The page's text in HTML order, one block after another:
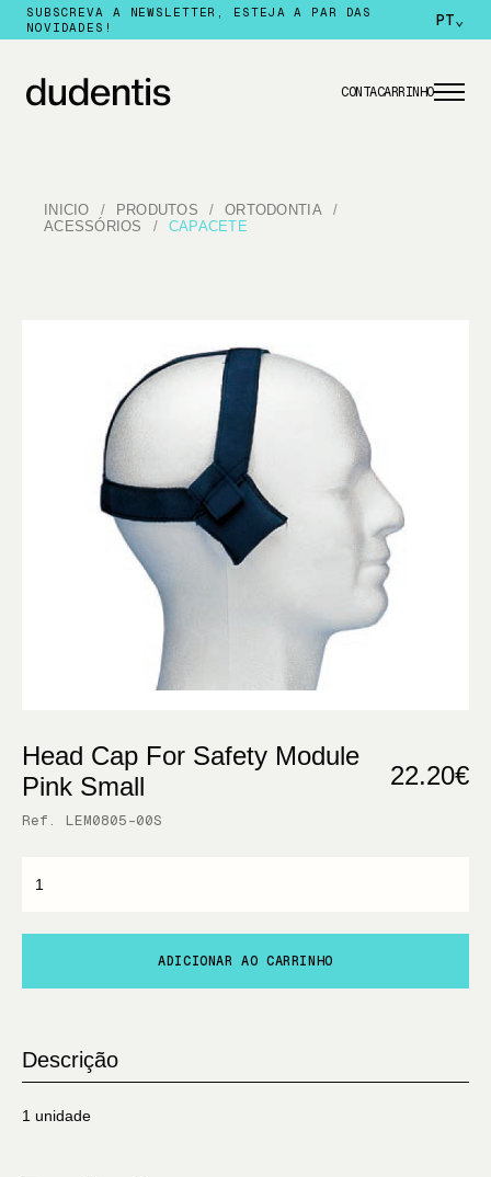
SUBSCREVA A NEWSLETTER, ESTEJA A PAR DAS
NOVIDADES!
PT⌄
CONTACARRINHO
INICIO PRODUTOS
ORTODONTIA
ACESSÓRIOS
CAPACETE
Head Cap For Safety Module
Pink Small
22.20€
Ref. LEM0805-00S
ADICIONAR AO CARRINHO
Descrição
1 unidade